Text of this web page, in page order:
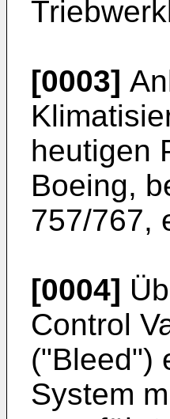
[0003]
heutigen
Boeing,
757/767,
[0004]
Control
("Bleed")
System